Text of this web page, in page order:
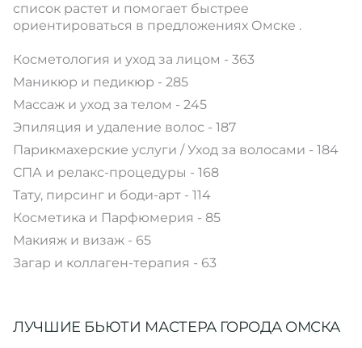
список растет и помогает быстрее
ориентироваться в предложениях Омске .
Косметология и уход за лицом - 363
Маникюр и педикюр - 285
Массаж и уход за телом - 245
Эпиляция и удаление волос - 187
Парикмахерские услуги / Уход за волосами - 184
СПА и релакс-процедуры - 168
Тату, пирсинг и боди-арт - 114
Косметика и Парфюмерия - 85
Макияж и визаж - 65
Загар и коллаген-терапия - 63
ЛУЧШИЕ БЬЮТИ МАСТЕРА ГОРОДА ОМСКА